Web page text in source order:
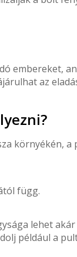
embereket,
az
környékén,
függ.
lehet
például a